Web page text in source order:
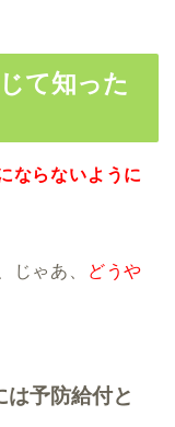
て知った
ならないように
じゃあ、
どうや
予防給付と